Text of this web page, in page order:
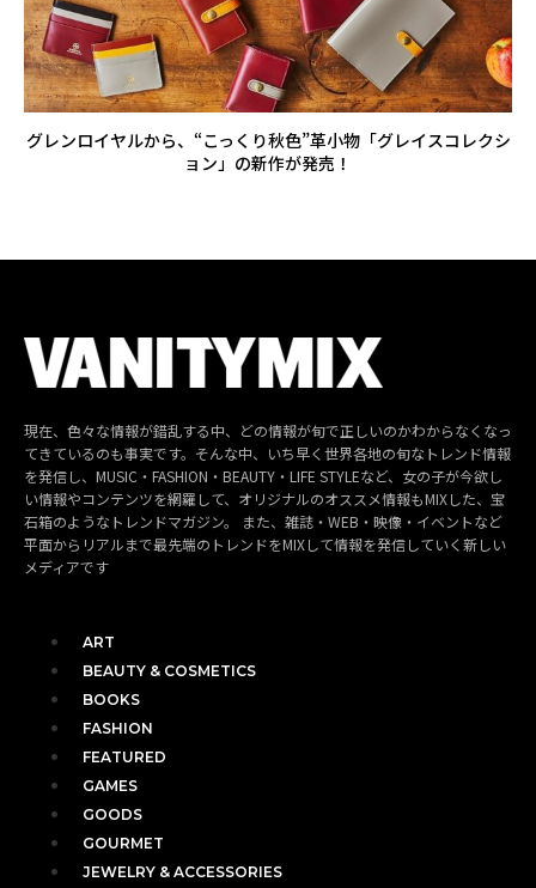
グレンロイヤルから、“こっくり秋色”革小物「グレイスコレクシ
ョン」の新作が発売！
現在、色々な情報が錯乱する中、どの情報が旬で正しいのかわからなくなっ
てきているのも事実です。そんな中、いち早く世界各地の旬なトレンド情報
を発信し、MUSIC・FASHION・BEAUTY・LIFE STYLEなど、女の子が今欲し
い情報やコンテンツを網羅して、オリジナルのオススメ情報もMIXした、宝
石箱のようなトレンドマガジン。 また、雑誌・WEB・映像・イベントなど
平面からリアルまで最先端のトレンドをMIXして情報を発信していく新しい
メディアです
ART
BEAUTY & COSMETICS
BOOKS
FASHION
FEATURED
GAMES
GOODS
GOURMET
JEWELRY & ACCESSORIES